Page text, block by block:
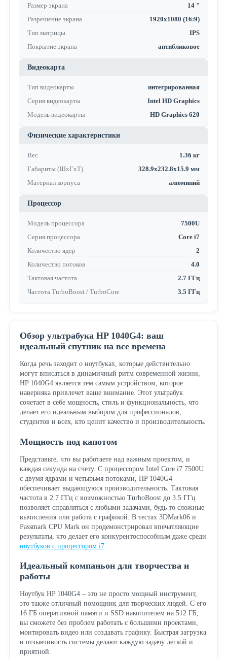
Размер экрана
14 "
Разрешение экрана
1920x1080 (16:9)
Тип матрицы
IPS
Покрытие экрана
антибликовое
Видеокарта
Тип видеокарты
интегрированная
Серия видеокарты
Intel HD Graphics
Модель видеокарты
HD Graphics 620
Физические характеристики
Вес
1.36 кг
Габариты (ШхГхТ)
328.9x232.8x15.9 мм
Материал корпуса
алюминий
Процессор
Модель процессора
7500U
Серия процессора
Core i7
Количество ядер
2
Количество потоков
4.0
Тактовая частота
2.7 ГГц
Частота TurboBoost / TurboCore
3.5 ГГц
Обзор ультрабука HP 1040G4: ваш
идеальный спутник на все времена
Когда речь заходит о ноутбуках, которые действительно
могут вписаться в динамичный ритм современной жизни,
HP 1040G4 является тем самым устройством, которое
наверняка привлечет ваше внимание. Этот ультрабук
сочетает в себе мощность, стиль и функциональность, что
делает его идеальным выбором для профессионалов,
студентов и всех, кто ценит качество и производительность.
Мощность под капотом
Представьте, что вы работаете над важным проектом, и
каждая секунда на счету. С процессором Intel Core i7 7500U
с двумя ядрами и четырьмя потоками, HP 1040G4
обеспечивает выдающуюся производительность. Тактовая
частота в 2.7 ГГц с возможностью TurboBoost до 3.5 ГГц
позволяет справляться с любыми задачами, будь то сложные
вычисления или работа с графикой. В тестах 3DMark06 и
Passmark CPU Mark он продемонстрировал впечатляющие
результаты, что делает его конкурентоспособным даже среди
ноутбуков с процессором i7.
Идеальный компаньон для творчества и
работы
Ноутбук HP 1040G4 – это не просто мощный инструмент,
это также отличный помощник для творческих людей. С его
16 ГБ оперативной памяти и SSD накопителем на 512 ГБ,
вы сможете без проблем работать с большими проектами,
монтировать видео или создавать графику. Быстрая загрузка
и отзывчивость системы делают каждую задачу легкой и
приятной.